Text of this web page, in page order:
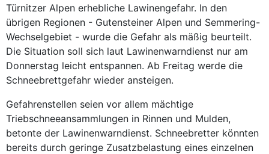
Türnitzer Alpen erhebliche Lawinengefahr. In den
übrigen Regionen - Gutensteiner Alpen und Semmering-
Wechselgebiet - wurde die Gefahr als mäßig beurteilt.
Die Situation soll sich laut Lawinenwarndienst nur am
Donnerstag leicht entspannen. Ab Freitag werde die
Schneebrettgefahr wieder ansteigen.
Gefahrenstellen seien vor allem mächtige
Triebschneeansammlungen in Rinnen und Mulden,
betonte der Lawinenwarndienst. Schneebretter könnten
bereits durch geringe Zusatzbelastung eines einzelnen